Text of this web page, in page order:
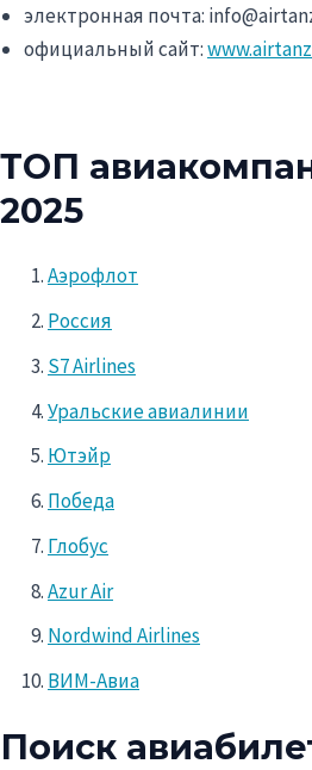
электронная почта:
официальный сайт:
ТОП
2025
Аэрофлот
Россия
S7 Airlines
Уральские авиалинии
Ютэйр
Победа
Глобус
Azur Air
Nordwind Airlines
ВИМ-Авиа
Поиск